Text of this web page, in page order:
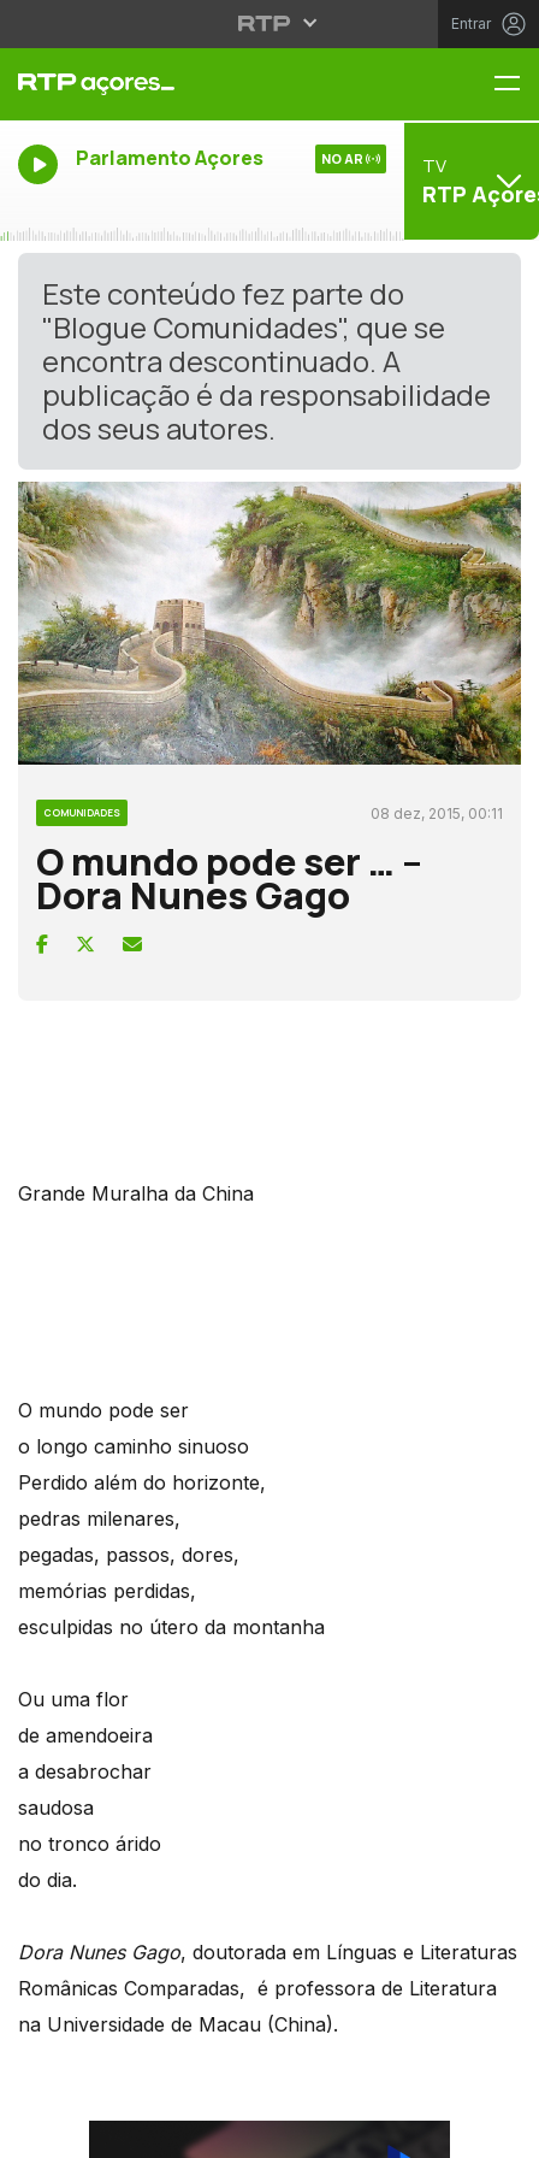
Entrar
Parlamento Açores NO AR TV
RTP
Este conteúdo fez parte do
"Blogue Comunidades", que se
encontra descontinuado. A
publicação é da responsabilidade
dos seus autores.
COMUNIDADES 08 dez, 2015, 00:11
O mundo pode ser … –
Dora Nunes Gago
Grande Muralha da China
O mundo pode ser
o longo caminho sinuoso
Perdido além do horizonte,
pedras milenares,
pegadas, passos, dores,
memórias perdidas,
esculpidas no útero da montanha
Ou uma flor
de amendoeira
a desabrochar
saudosa
no tronco árido
do dia.
Dora Nunes Gago, doutorada em Línguas e Literaturas
Românicas Comparadas, é professora de Literatura
na Universidade de Macau (China).